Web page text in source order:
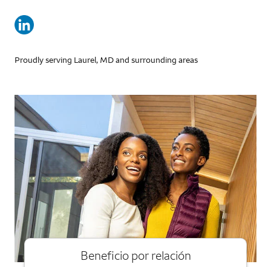
Proudly serving Laurel, MD and surrounding areas
Beneficio por relación